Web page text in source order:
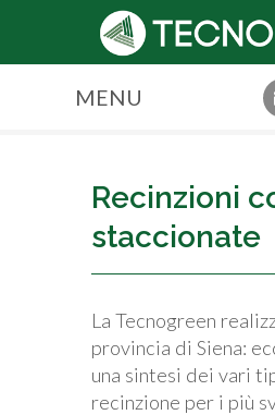
MENU
Recinzioni
staccionate
La Tecnogreen
provincia di Siena:
una sintesi dei vari
recinzione per i più